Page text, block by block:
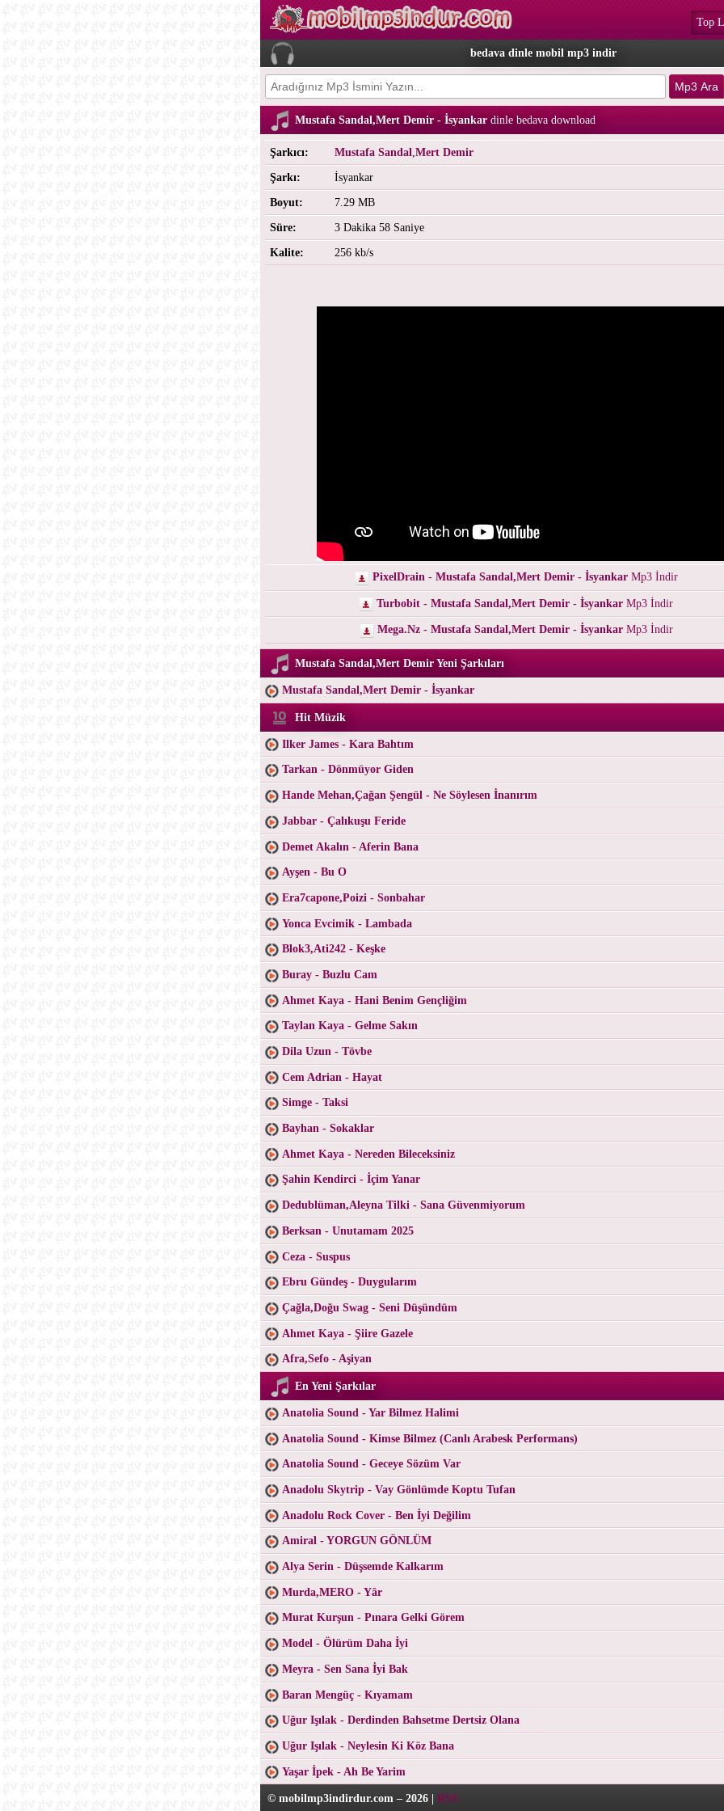
Top
bedava dinle mobil mp3 indir
Mustafa Sandal,Mert Demir - İsyankardinle bedava download
Şarkıcı: Mustafa Sandal Mert Demir
Şarkı:
İsyankar
Boyut:
7.29 MB
Süre:
3 Dakika 58 Saniye
Kalite:
256 kb/s
PixelDrain - Mustafa Sandal,Mert Demir - İsyankarMp3 İndir
Turbobit - Mustafa Sandal,Mert Demir - İsyankar Mp3 İndir
Mega.Nz - Mustafa Sandal,Mert Demir - İsyankarMp3 İndir
Mustafa Sandal,Mert Demir Yeni Şarkıları
Mustafa Sandal,Mert Demir - İsyankar
Hit Müzik
Ilker James - Kara Bahtım
Tarkan - Dönmüyor Giden
Hande Mehan,Çağan Şengül - Ne Söylesen İnanırım
Jabbar - Çalıkuşu Feride
Demet Akalın - Aferin Bana
Ayşen - Bu O
Era7capone,Poizi - Sonbahar
Yonca Evcimik - Lambada
Blok3,Ati242 - Keşke
Buray - Buzlu Cam
Ahmet Kaya - Hani Benim Gençliğim
Taylan Kaya - Gelme Sakın
Dila Uzun - Tövbe
Cem Adrian - Hayat
Simge - Taksi
Bayhan - Sokaklar
Ahmet Kaya - Nereden Bileceksiniz
Şahin Kendirci - İçim Yanar
Dedublüman,Aleyna Tilki - Sana Güvenmiyorum
Berksan - Unutamam 2025
Ceza - Suspus
Ebru Gündeş - Duygularım
Çağla,Doğu Swag - Seni Düşündüm
Ahmet Kaya - Şiire Gazele
Afra,Sefo - Aşiyan
En Yeni Şarkılar
Anatolia Sound - Yar Bilmez Halimi
Anatolia Sound - Kimse Bilmez (Canlı Arabesk Performans)
Anatolia Sound - Geceye Sözüm Var
Anadolu Skytrip - Vay Gönlümde Koptu Tufan
Anadolu Rock Cover - Ben İyi Değilim
Amiral - YORGUN GÖNLÜM
Alya Serin - Düşsemde Kalkarım
Murda,MERO - Yâr
Murat Kurşun - Pınara Gelki Görem
Model - Ölürüm Daha İyi
Meyra - Sen Sana İyi Bak
Baran Mengüç - Kıyamam
Uğur Işılak - Derdinden Bahsetme Dertsiz Olana
Uğur Işılak - Neylesin Ki Köz Bana
Yaşar İpek - Ah Be Yarim
© mobilmp3indirdur.com – 2026 | RSS